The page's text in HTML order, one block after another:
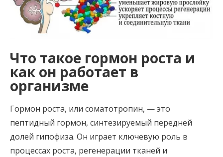
Что такое гормон роста и
как он работает в
организме
Гормон роста, или соматотропин, — это
пептидный гормон, синтезируемый передней
долей гипофиза. Он играет ключевую роль в
процессах роста, регенерации тканей и